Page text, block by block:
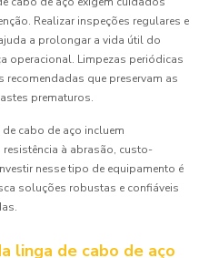
Realizar inspeções regulares e
a prolongar a vida útil do
operacional. Limpezas periódicas
recomendadas que preservam as
prematuros.
cabo de aço incluem
à abrasão, custo-
nesse tipo de equipamento é
soluções robustas e confiáveis
linga de cabo de aço